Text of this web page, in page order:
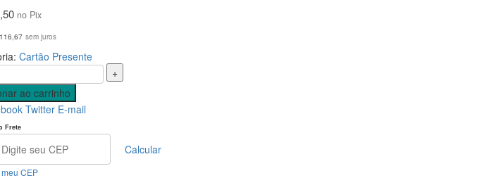
no Pix
116,67 sem juros
Cartão Presente
+
ao carrinho
Twitter E-mail
Frete
Calcular
CEP